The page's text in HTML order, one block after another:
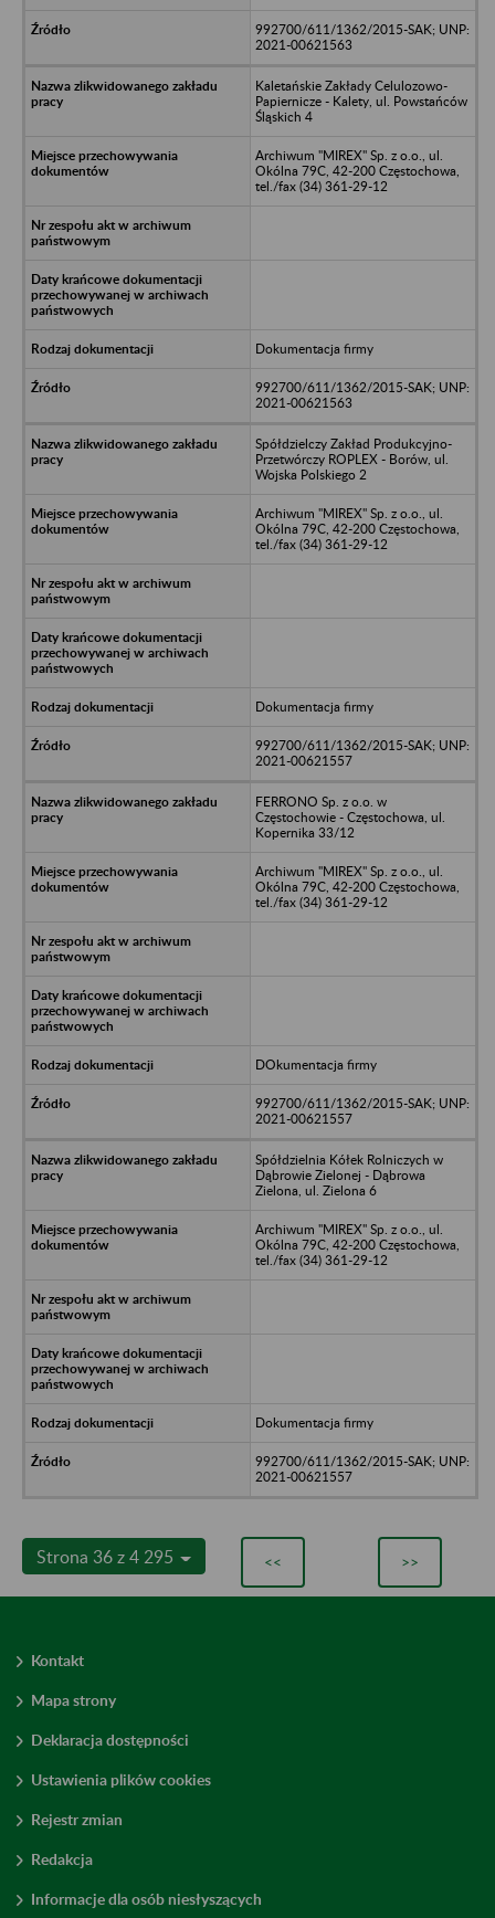
992700/611/1362/2015-SAK; UNP:
2021-00621563
Kaletańskie Zakłady Celulozowo-
Papiernicze - Kalety, ul. Powstańców
Śląskich 4
Archiwum "MIREX" Sp. z o.o., ul.
Okólna 79C, 42-200 Częstochowa,
tel./fax (34) 361-29-12
Dokumentacja firmy
992700/611/1362/2015-SAK; UNP:
2021-00621563
Spółdzielczy Zakład Produkcyjno-
Przetwórczy ROPLEX - Borów, ul.
Wojska Polskiego 2
Archiwum "MIREX" Sp. z o.o., ul.
Okólna 79C, 42-200 Częstochowa,
tel./fax (34) 361-29-12
Dokumentacja firmy
992700/611/1362/2015-SAK; UNP:
2021-00621557
FERRONO Sp. z o.o. w
Częstochowie - Częstochowa, ul.
Kopernika 33/12
Archiwum "MIREX" Sp. z o.o., ul.
Okólna 79C, 42-200 Częstochowa,
tel./fax (34) 361-29-12
DOkumentacja firmy
992700/611/1362/2015-SAK; UNP:
2021-00621557
Spółdzielnia Kółek Rolniczych w
Dąbrowie Zielonej - Dąbrowa
Zielona, ul. Zielona 6
Archiwum "MIREX" Sp. z o.o., ul.
Okólna 79C, 42-200 Częstochowa,
tel./fax (34) 361-29-12
Dokumentacja firmy
992700/611/1362/2015-SAK; UNP:
2021-00621557
Strona 36 z 4 295 << >>
Kontakt
Mapa strony
Deklaracja dostępności
Ustawienia plików cookies
Rejestr zmian
Redakcja
Informacje dla osób niesłyszących